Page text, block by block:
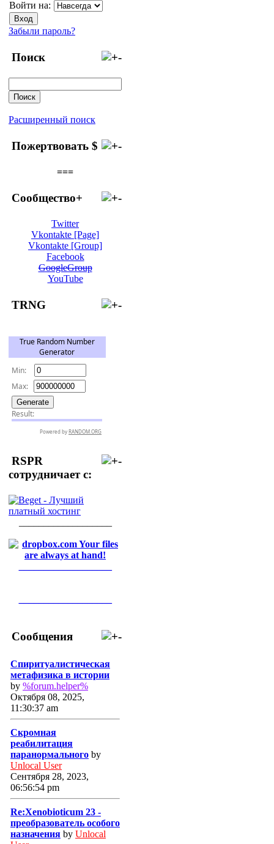
Войти на:
Забыли пароль?
Поиск
Расширенный поиск
Пожертвовать $
===
Сообщество+
Twitter
Vkontakte [Page]
Vkontakte [Group]
Facebook
GoogleGroup
YouTube
TRNG
RSPR
сотрудничает с:
Сообщения
Спиритуалистическая
метафизика в истории
by %forum.helper%
Октября 08, 2025,
11:30:37 am
Скромная
реабилитация
паранормального by
Unlocal User
Сентября 28, 2023,
06:56:54 pm
Re:Xenobioticum 23 -
преобразователь особого
назначения by Unlocal